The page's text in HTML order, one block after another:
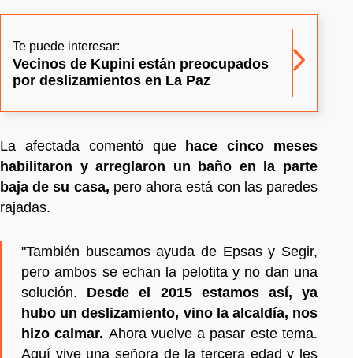
Te puede interesar:
Vecinos de Kupini están preocupados
por deslizamientos en La Paz
La afectada comentó que hace cinco meses
habilitaron y arreglaron un baño en la parte
baja de su casa, pero ahora está con las paredes
rajadas.
"También buscamos ayuda de Epsas y Segir,
pero ambos se echan la pelotita y no dan una
solución. Desde el 2015 estamos así, ya
hubo un deslizamiento, vino la alcaldía, nos
hizo calmar. Ahora vuelve a pasar este tema.
Aquí vive una señora de la tercera edad y les